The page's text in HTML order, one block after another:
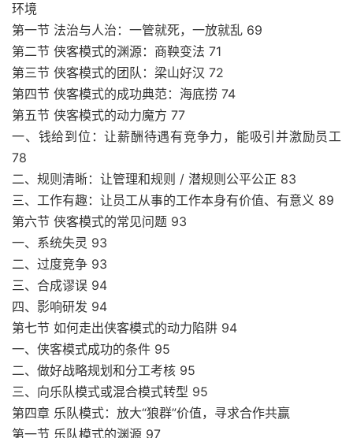
环境
第一节 法治与人治：一管就死，一放就乱 69
第二节 侠客模式的渊源：商鞅变法 71
第三节 侠客模式的团队：梁山好汉 72
第四节 侠客模式的成功典范：海底捞 74
第五节 侠客模式的动力魔方 77
一、钱给到位：让薪酬待遇有竞争力，能吸引并激励员工
78
二、规则清晰：让管理和规则 / 潜规则公平公正 83
三、工作有趣：让员工从事的工作本身有价值、有意义 89
第六节 侠客模式的常见问题 93
一、系统失灵 93
二、过度竞争 93
三、合成谬误 94
四、影响研发 94
第七节 如何走出侠客模式的动力陷阱 94
一、侠客模式成功的条件 95
二、做好战略规划和分工考核 95
三、向乐队模式或混合模式转型 95
第四章 乐队模式：放大“狼群”价值，寻求合作共赢
第一节 乐队模式的渊源 97